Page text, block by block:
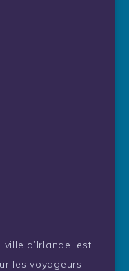
d’Irlande, est
les voyageurs